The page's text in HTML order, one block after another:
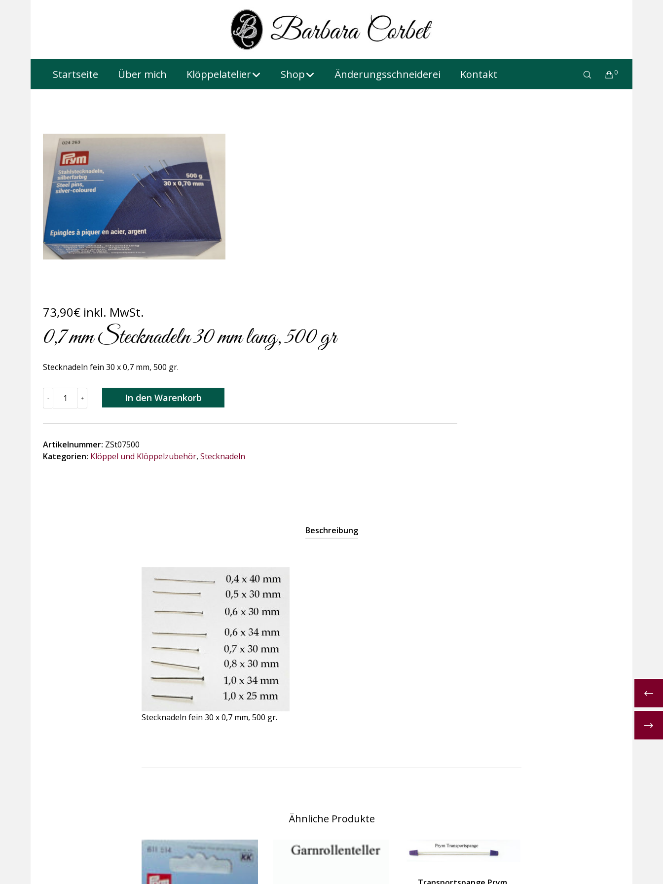
0
Startseite Über mich Klöppelatelier Shop Änderungsschneiderei Kontakt
73,90€ inkl. MwSt.
0,7 mm Stecknadeln 30 mm lang, 500 gr
Stecknadeln fein 30 x 0,7 mm, 500 gr.
mm
mm
lang,
- + In den Warenkorb
Artikelnummer: ZSt07500
Kategorien: Klöppel und Klöppelzubehör, Stecknadeln
Beschreibung
Stecknadeln fein 30 x 0,7 mm, 500 gr.
Ähnliche Produkte